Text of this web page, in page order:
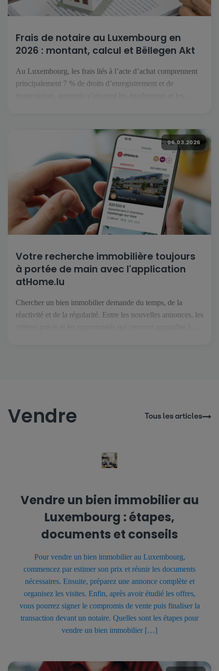
Frais de notaire au Luxembourg en
2026 : montant, calcul et Bëllegen Akt
Au Luxembourg, les frais liés à l’acte d’achat comprennent
principalement 7 % de droits d’enregistrement et de
luxembourgeois a annoncé une hausse à 45 000 € en juillet
06.03.2026
Votre recherche immobilière toujours
à portée de main avec l'application
atHome.lu
Chercher un bien immobilier demande du temps, de la
réactivité et de la régularité. Entre les nouvelles annonces, les
Vendre Tous les articles
Vendre un bien immobilier au
Luxembourg : étapes,
documents et conseils
Pour vendre un bien immobilier au Luxembourg,
commencez par estimer son prix et réunir les documents
nécessaires. Ensuite, préparez une annonce complète et
organisez les visites. Enfin, après avoir étudié les offres,
vous pourrez signer le compromis de vente puis finaliser la
transaction devant un notaire. Quelles sont les étapes pour
vendre un bien immobilier […]